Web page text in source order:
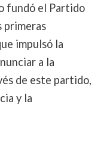
fundó el Partido
primeras
impulsó la
a la
de este partido,
y la